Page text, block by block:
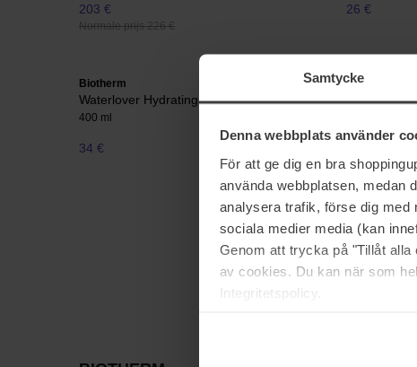
Samtycke
Denna webbplats använder
För att ge dig en bra
använda webbplatsen, medan
analysera trafik, förse dig med
sociala medier media (kan
Genom att trycka på "Tillåt
av cookies. Du kan när som
Integritetspolicy.
203 €
Normale prijs 226 €
26 €
Biotherm
Waterlover Hydrating Sun Milk
400 ml
34 €
Biotherm
Pure Duo
Normale prijs